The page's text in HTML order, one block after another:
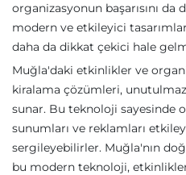
organizasyonun başarısını da
modern ve etkileyici
daha da dikkat çekici hale
Muğla'daki etkinlikler ve
kiralama çözümleri,
sunar. Bu teknoloji sayesinde
sunumları ve reklamları
sergileyebilirler. Muğla'nın
bu modern teknoloji,